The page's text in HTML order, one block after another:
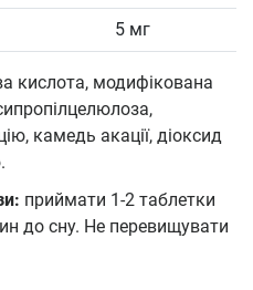
5 мг
кислота, модифікована
камедь акації, діоксид
приймати 1-2 таблетки
до сну. Не перевищувати